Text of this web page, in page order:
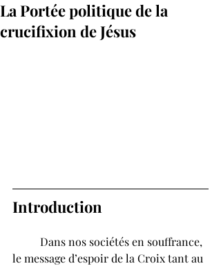
La Portée politique de la
crucifixion de Jésus
Introduction
le message d’espoir de la Croix tant au